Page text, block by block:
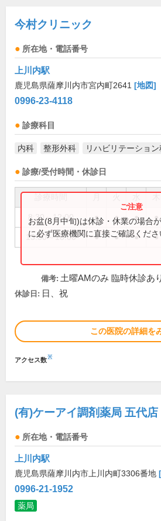
今村クリニック
所在地・電話番号
上川内駅
鹿児島県薩摩川内市宮内町2641 [地図]
0996-23-4118
診療科目
内科 整形外科 リハビリテーション
診療/受付時間・休診日
8:30～12:00 ● ● ● ●
13:30～18:00 ● ● ● ●
お盆(8月中旬)は休診・休業の場合
に必ず医療機関に直接ご確認くださ
備考: 土曜AMのみ 臨時休診あ
休診日: 日、祝
この医院の詳細を
アクセス数※
(有)ケーアイ調剤薬局 五代店
所在地・電話番号
上川内駅
鹿児島県薩摩川内市上川内町3306番地
0996-21-1952
薬局